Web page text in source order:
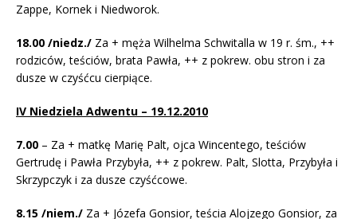
Zappe, Kornek i Niedworok.
18.00 /niedz./ Za + męża Wilhelma Schwitalla w 19 r. śm., ++
rodziców, teściów, brata Pawła, ++ z pokrew. obu stron i za
dusze w czyśćcu cierpiące.
IV Niedziela Adwentu – 19.12.2010
7.00 – Za + matkę Marię Palt, ojca Wincentego, teściów
Gertrudę i Pawła Przybyła, ++ z pokrew. Palt, Slotta, Przybyła i
Skrzypczyk i za dusze czyśćcowe.
8.15 /niem./ Za + Józefa Gonsior, teścia Alojzego Gonsior, za